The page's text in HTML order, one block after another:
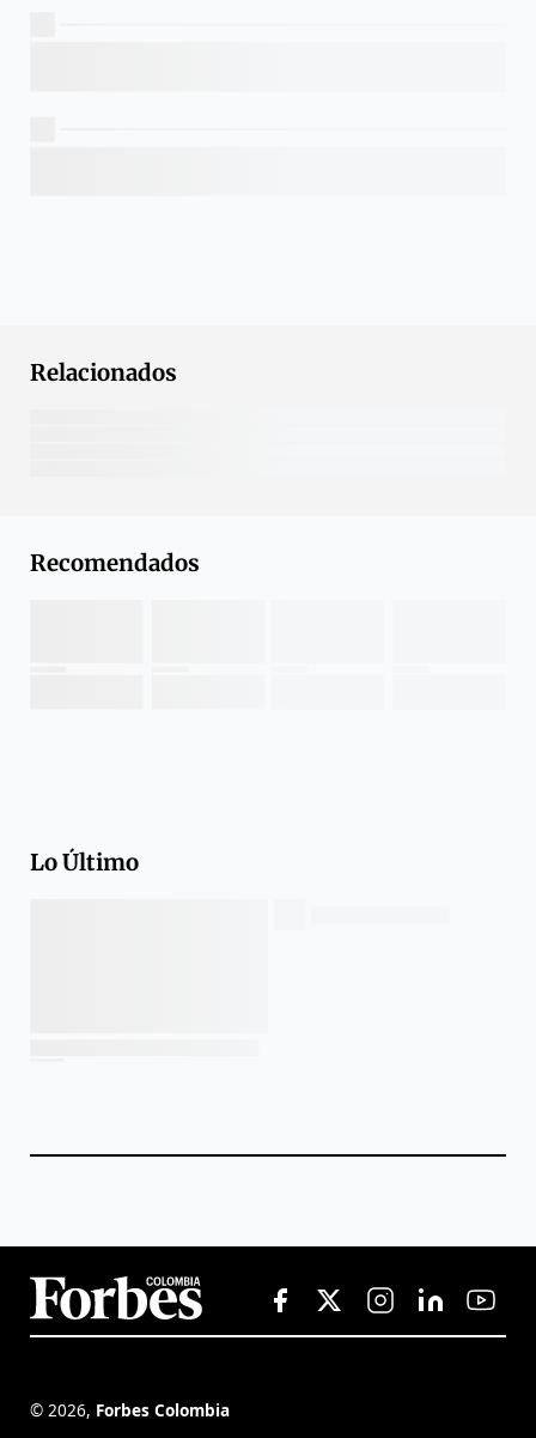
Relacionados
Recomendados
Lo Último
© 2026, Forbes Colombia